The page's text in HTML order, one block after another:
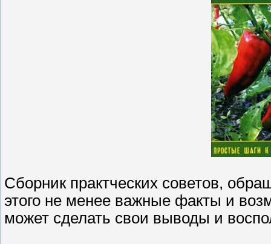
Сборник практческих советов,
этого не менее важные факты и
может сделать свои выводы и